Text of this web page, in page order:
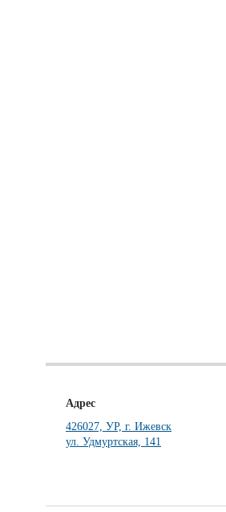
Адрес
426027, УР, г. Ижевск
ул. Удмуртская, 141